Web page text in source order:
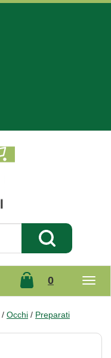
Cerca Prodotto
0prodotti
/ Occhi / Preparati